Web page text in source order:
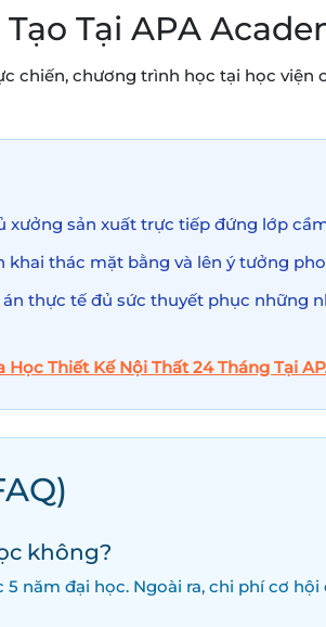
Tại APA
chiến, chương trình học tại học viện
sản xuất trực tiếp đứng lớp
thác mặt bằng và lên ý tưởng
thực tế đủ sức thuyết phục những
Học Thiết Kế Nội Thất 24 Tháng Tại
không?
năm đại học. Ngoài ra, chi phí cơ